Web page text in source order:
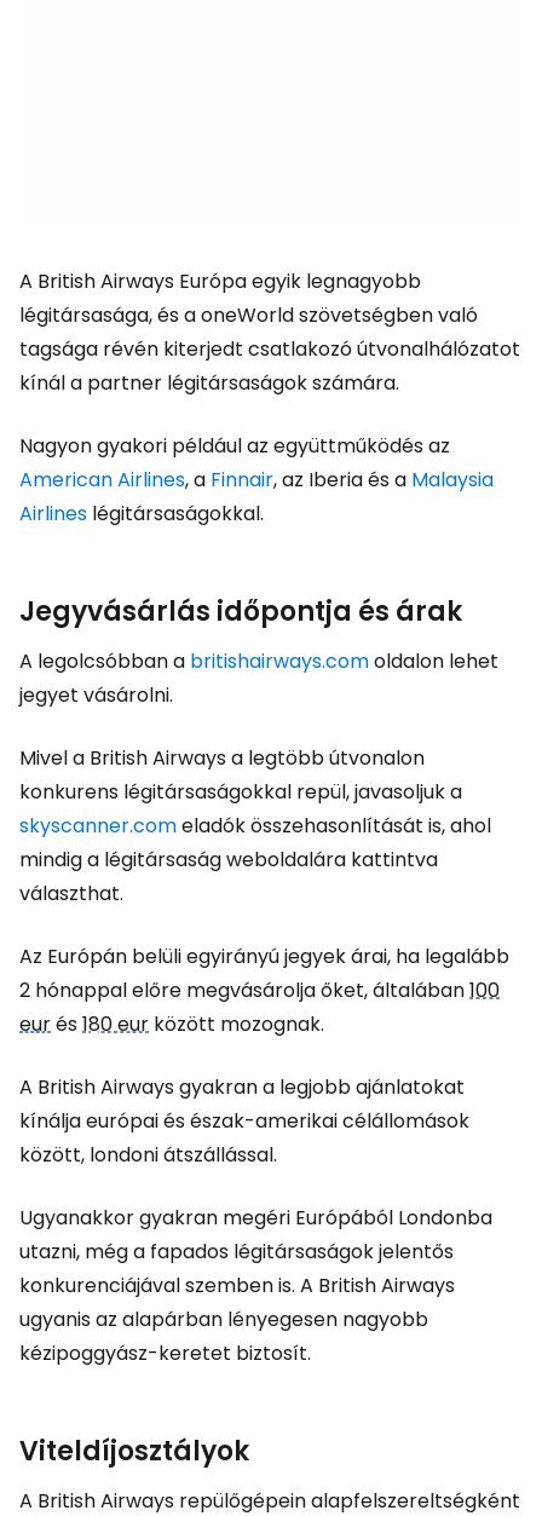
A British Airways Európa egyik legnagyobb
légitársasága, és a oneWorld szövetségben való
tagsága révén kiterjedt csatlakozó útvonalhálózatot
kínál a partner légitársaságok számára.
Nagyon gyakori például az együttműködés az
American Airlines, a Finnair, az Iberia és a Malaysia
Airlines légitársaságokkal.
Jegyvásárlás időpontja és árak
A legolcsóbban a britishairways.comoldalon lehet
jegyet vásárolni.
Mivel a British Airways a legtöbb útvonalon
konkurens légitársaságokkal repül, javasoljuk a
skyscanner.comeladók összehasonlítását is, ahol
mindig a légitársaság weboldalára kattintva
választhat.
Az Európán belüli egyirányú jegyek árai, ha legalább
2 hónappal előre megvásárolja őket, általában100
eurés180 eur között mozognak.
A British Airways gyakran a legjobb ajánlatokat
kínálja európai és észak-amerikai célállomások
között, londoni átszállással.
Ugyanakkor gyakran megéri Európából Londonba
utazni, még a fapados légitársaságok jelentős
konkurenciájával szemben is. A British Airways
ugyanis az alapárban lényegesen nagyobb
kézipoggyász-keretet biztosít.
Viteldíjosztályok
A British Airways repülőgépein alapfelszereltségként